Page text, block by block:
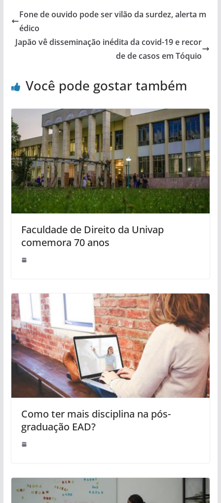
Fone de ouvido pode ser vilão da surdez, alerta m
édico
Japão vê disseminação inédita da covid-19 e recor
de de casos em Tóquio
Você pode gostar também
Faculdade de Direito da Univap
comemora 70 anos
Como ter mais disciplina na pós-
graduação EAD?